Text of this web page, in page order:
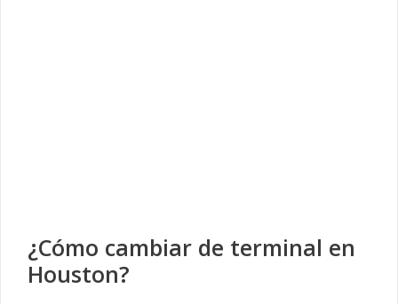
¿Cómo cambiar de terminal en
Houston?